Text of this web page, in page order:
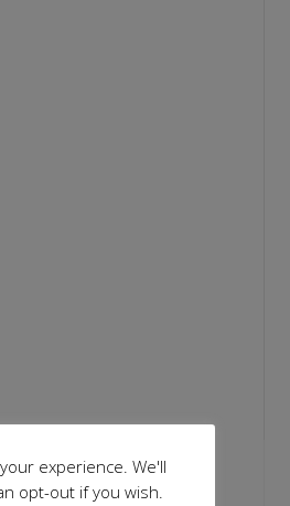
experience. We'll
opt-out if you wish.